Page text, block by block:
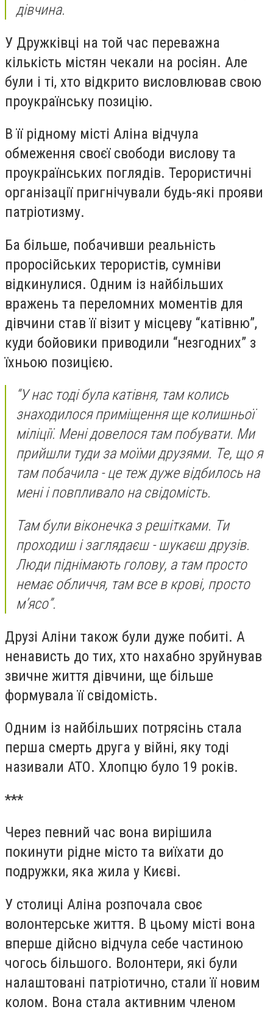
дівчина.
У Дружківці на той час переважна
кількість містян чекали на росіян. Але
були і ті, хто відкрито висловлював свою
проукраїнську позицію.
В її рідному місті Аліна відчула
обмеження своєї свободи вислову та
проукраїнських поглядів. Терористичні
організації пригнічували будь-які прояви
патріотизму.
Ба більше, побачивши реальність
проросійських терористів, сумніви
відкинулися. Одним із найбільших
вражень та переломних моментів для
дівчини став її візит у місцеву “катівню”,
куди бойовики приводили “незгодних” з
їхньою позицією.
“У нас тоді була катівня, там колись
знаходилося приміщення ще колишньої
міліції. Мені довелося там побувати. Ми
прийшли туди за моїми друзями. Те, що я
там побачила - це теж дуже відбилось на
мені і повпливало на свідомість.
Там були віконечка з решітками. Ти
проходиш і заглядаєш - шукаєш друзів.
Люди піднімають голову, а там просто
немає обличчя, там все в крові, просто
м’ясо”.
Друзі Аліни також були дуже побиті. А
ненависть до тих, хто нахабно зруйнував
звичне життя дівчини, ще більше
формувала її свідомість.
Одним із найбільших потрясінь стала
перша смерть друга у війні, яку тоді
називали АТО. Хлопцю було 19 років.
***
Через певний час вона вирішила
покинути рідне місто та виїхати до
подружки, яка жила у Києві.
У столиці Аліна розпочала своє
волонтерське життя. В цьому місті вона
вперше дійсно відчула себе частиною
чогось більшого. Волонтери, які були
налаштовані патріотично, стали її новим
колом. Вона стала активним членом